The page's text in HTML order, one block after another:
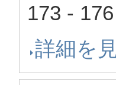
173 -
詳細を